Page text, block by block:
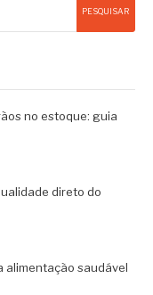
PESQUISAR
no estoque: guia
direto do
alimentação saudável